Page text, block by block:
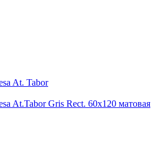
At. Tabor
At.Tabor Gris Rect. 60x120 матовая